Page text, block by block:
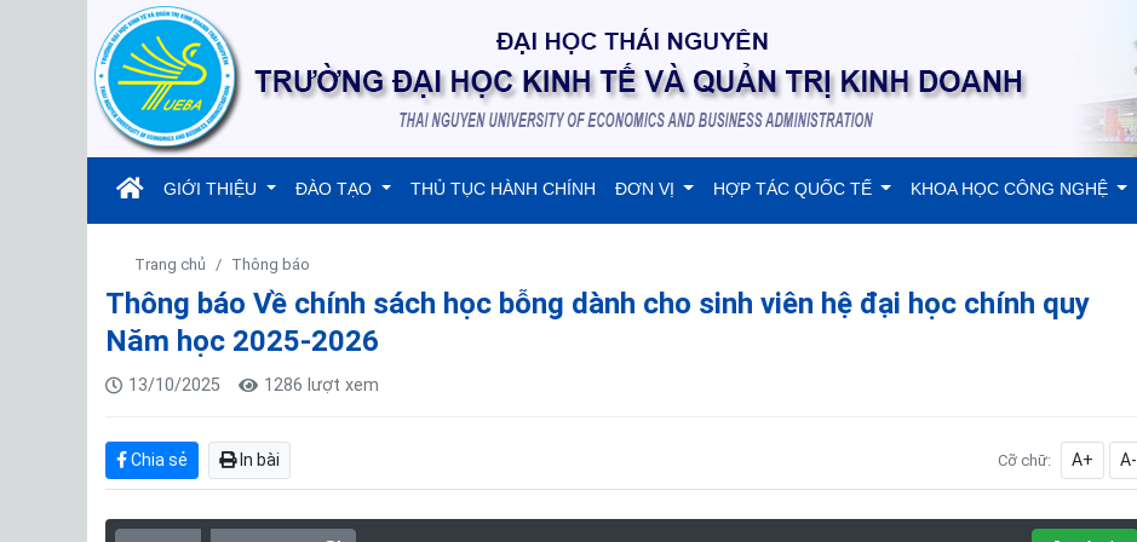
(current)
GIỚI THIỆU ĐÀO TẠO THỦ TỤC HÀNH CHÍNH ĐƠN VỊ HỢP TÁC QUỐC TẾ KHOA HỌC CÔNG NGHỆ
Trang chủ Thông báo
Thông báo Về chính sách học bỗng dành cho sinh viên hệ đại học chính quy
Năm học 2025-2026
13/10/2025 1286 lượt xem
Chia sẻ In bài Cỡ chữ: A+ A-